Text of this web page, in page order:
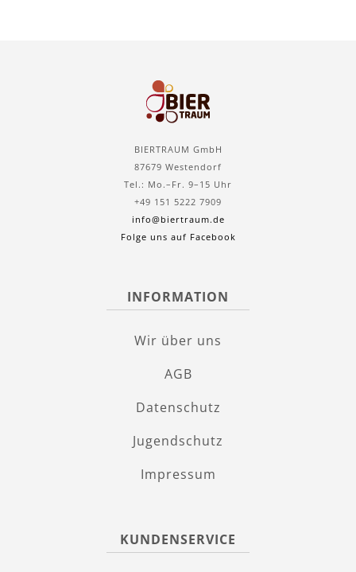
BIERTRAUM GmbH
87679 Westendorf
Tel.: Mo.–Fr. 9–15 Uhr
+49 151 5222 7909
info@biertraum.de
Folge uns auf Facebook
INFORMATION
Wir über uns
AGB
Datenschutz
Jugendschutz
Impressum
KUNDENSERVICE